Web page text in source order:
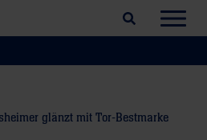
Suchfeld öffnen
glänzt mit Tor-Bestmarke